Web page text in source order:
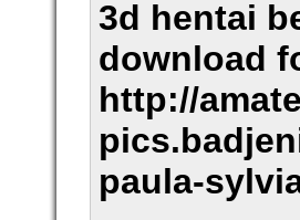
3d hentai
download
http://
paula-